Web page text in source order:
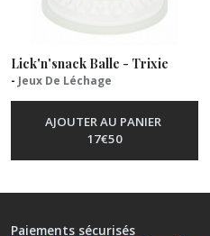
Lick'n'snack Balle - Trixie
- Jeux De Léchage
AJOUTER AU PANIER
17€50
Paiements sécurisés